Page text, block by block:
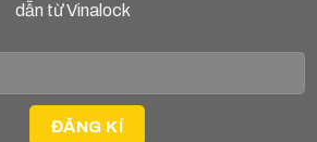
dẫn từ Vinalock